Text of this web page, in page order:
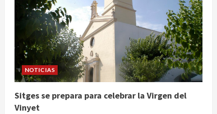
NOTICIAS
Sitges se prepara para celebrar la Virgen del
Vinyet